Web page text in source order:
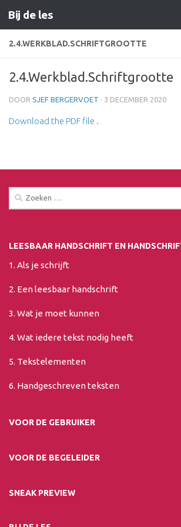
Doorgaan naar inhoud
Bij de les
2.4.WERKBLAD.SCHRIFTGROOTTE
2.4.Werkblad.Schriftgrootte
DOOR SJEF BERGERVOET · 3 DECEMBER 2020
Download the PDF file .
Zoeken
naar:
LEESBAAR HANDSCHRIFT EN
1. Als je schrijft
2. Een leesbaar handschrift
3. Wat je moet kunnen
4. Wat iedere tekst nodig heeft
5. Tekstelementen
6. Handgeschreven teksten
VOOR DE GEBRUIKER
VOOR DE BEGELEIDER
SNEAK PREVIEW